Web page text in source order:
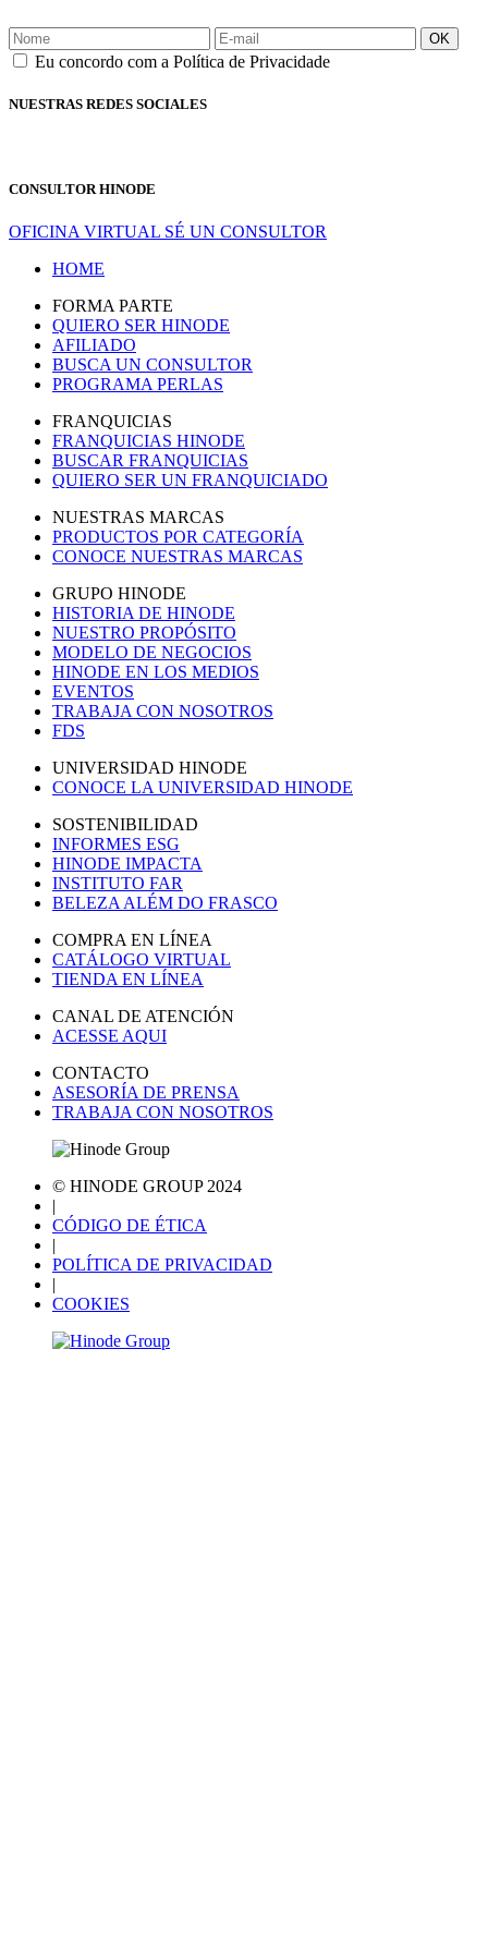
OK
Eu concordo com a Política de Privacidade
NUESTRAS REDES SOCIALES
CONSULTOR HINODE
OFICINA VIRTUAL SÉ UN CONSULTOR
HOME
FORMA PARTE
QUIERO SER HINODE
AFILIADO
BUSCA UN CONSULTOR
PROGRAMA PERLAS
FRANQUICIAS
FRANQUICIAS HINODE
BUSCAR FRANQUICIAS
QUIERO SER UN FRANQUICIADO
NUESTRAS MARCAS
PRODUCTOS POR CATEGORÍA
CONOCE NUESTRAS MARCAS
GRUPO HINODE
HISTORIA DE HINODE
NUESTRO PROPÓSITO
MODELO DE NEGOCIOS
HINODE EN LOS MEDIOS
EVENTOS
TRABAJA CON NOSOTROS
FDS
UNIVERSIDAD HINODE
CONOCE LA UNIVERSIDAD HINODE
SOSTENIBILIDAD
INFORMES ESG
HINODE IMPACTA
INSTITUTO FAR
BELEZA ALÉM DO FRASCO
COMPRA EN LÍNEA
CATÁLOGO VIRTUAL
TIENDA EN LÍNEA
CANAL DE ATENCIÓN
ACESSE AQUI
CONTACTO
ASESORÍA DE PRENSA
TRABAJA CON NOSOTROS
© HINODE GROUP 2024
|
CÓDIGO DE ÉTICA
|
POLÍTICA DE PRIVACIDAD
|
COOKIES